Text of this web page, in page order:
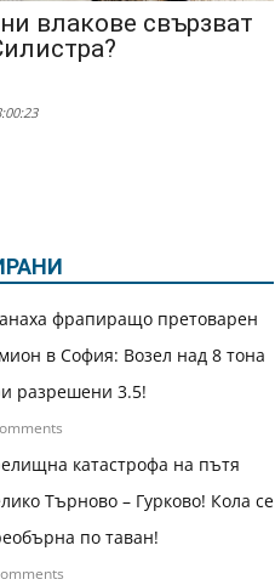
влакове свързват
фрапиращо претоварен
в София: Возел над 8 тона
разрешени 3.5!
катастрофа на пътя
Търново – Гурково! Кола се
по таван!